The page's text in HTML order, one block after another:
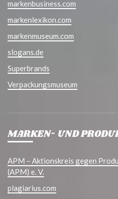
markenbusiness.com
markenlexikon.com
markenmuseum.com
slogans.de
Superbrands
Verpackungsmuseum
MARKEN- UND
APM – Aktionskreis gegen
(APM) e. V.
plagiarius.com